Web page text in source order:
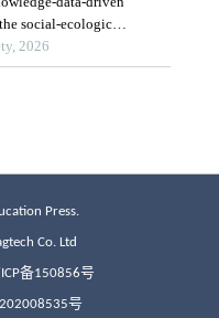
Press.
Co. Ltd
备150856号
号